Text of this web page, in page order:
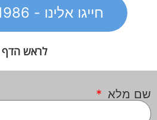
חייגו אלינו - 03-9221986
לראש הדף
שם מלא